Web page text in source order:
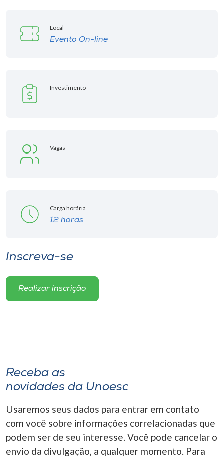
Local
Evento On-line
Investimento
Vagas
Carga horária
12 horas
Inscreva-se
Realizar inscrição
Receba as
novidades da Unoesc
Usaremos seus dados para entrar em contato
com você sobre informações correlacionadas que
podem ser de seu interesse. Você pode cancelar o
envio da divulgação, a qualquer momento. Para